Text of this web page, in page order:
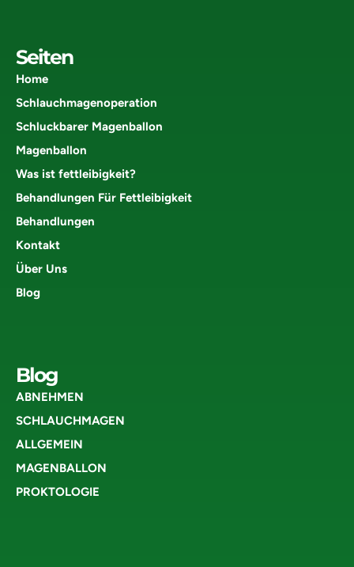
Seiten
Home
Schlauchmagenoperation
Schluckbarer Magenballon
Magenballon
Was ist fettleibigkeit?
Behandlungen Für Fettleibigkeit
Behandlungen
Kontakt
Über Uns
Blog
Blog
ABNEHMEN
SCHLAUCHMAGEN
ALLGEMEIN
MAGENBALLON
PROKTOLOGIE